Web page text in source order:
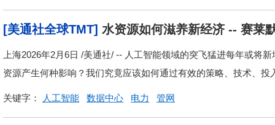
[美通社全球TMT] 水资源如何滋养新经济 -- 赛莱
响》重磅报告
上海2026年2月6日 /美通社/ -- 人工智能领域的突飞猛进每年或将
资源产生何种影响？我们究竟应该如何通过有效的策略、技术、
关键字： 人工智能 数据中心 电力 管网